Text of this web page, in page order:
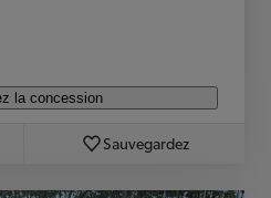
la concession
Sauvegardez